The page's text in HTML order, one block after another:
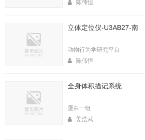
陈伟恒
立体定位仪-U3AB27-南
动物行为学研究平台
陈伟恒
全身体积描记系统
蛋白一组
姜浩武